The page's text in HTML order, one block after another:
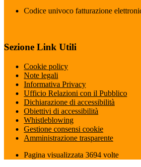
Codice univoco fatturazione
Sezione Link Utili
Cookie policy
Note legali
Informativa Privacy
Ufficio Relazioni con il Pubblico
Dichiarazione di accessibilità
Obiettivi di accessibilità
Whistleblowing
Gestione consensi cookie
Amministrazione trasparente
Pagina visualizzata 3694 volte